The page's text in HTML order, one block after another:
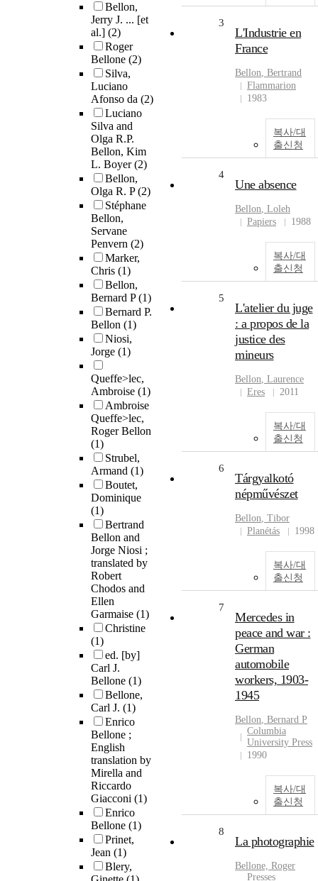
Bellon,
Jerry J. ... [et
al.] (2)
Roger
Bellone (2)
Silva,
Luciano
Afonso da (2)
Luciano
Silva and
Olga R.P.
Bellon, Kim
L. Boyer(2)
Bellon,
Olga R. P(2)
Stéphane
Bellon,
Servane
Penvern (2)
Marker,
Chris (1)
Bellon,
Bernard P(1)
Bernard P.
Bellon (1)
Niosi,
Jorge (1)
Queffe>lec,
Ambroise (1)
Ambroise
Queffe>lec,
Roger Bellon
(1)
Strubel,
Armand (1)
Boutet,
Dominique
(1)
Bertrand
Bellon and
Jorge Niosi ;
translated by
Robert
Chodos and
Ellen
Garmaise (1)
Christine
(1)
ed. [by]
Carl J.
Bellone (1)
Bellone,
Carl J. (1)
Enrico
Bellone ;
English
translation by
Mirella and
Riccardo
Giacconi (1)
Enrico
Bellone (1)
Prinet,
Jean (1)
Blery,
3
L'Industrie en
France
Bellon, Bertrand
Flammarion
1983
복사/대
출신청
4
Une absence
Bellon, Loleh
Papiers
1988
복사/대
출신청
5
L'atelier du juge
: a propos de la
justice des
mineurs
Bellon, Laurence
Eres
2011
복사/대
출신청
6
Tárgyalkotó
népművészet
Bellon, Tibor
Planétás
1998
복사/대
출신청
7
Mercedes in
peace and war :
German
automobile
workers, 1903-
1945
Bellon, Bernard P
Columbia
University Press
1990
복사/대
출신청
8
La photographie
Bellone, Roger
Presses